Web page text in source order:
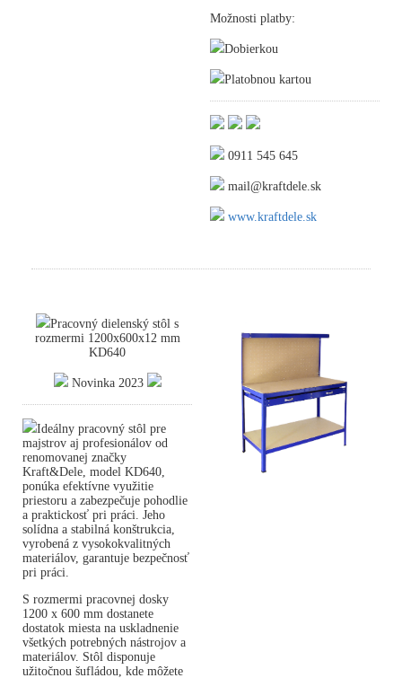
Možnosti platby:
Dobierkou
Platobnou kartou
0911 545 645
mail@kraftdele.sk
www.kraftdele.sk
Pracovný dielenský stôl s
rozmermi 1200x600x12 mm
KD640
Novinka 2023
Ideálny pracovný stôl pre
majstrov aj profesionálov od
renomovanej značky
Kraft&Dele, model KD640,
ponúka efektívne využitie
priestoru a zabezpečuje pohodlie
a praktickosť pri práci. Jeho
solídna a stabilná konštrukcia,
vyrobená z vysokokvalitných
materiálov, garantuje bezpečnosť
pri práci.
S rozmermi pracovnej dosky
1200 x 600 mm dostanete
dostatok miesta na uskladnenie
všetkých potrebných nástrojov a
materiálov. Stôl disponuje
užitočnou šufládou, kde môžete